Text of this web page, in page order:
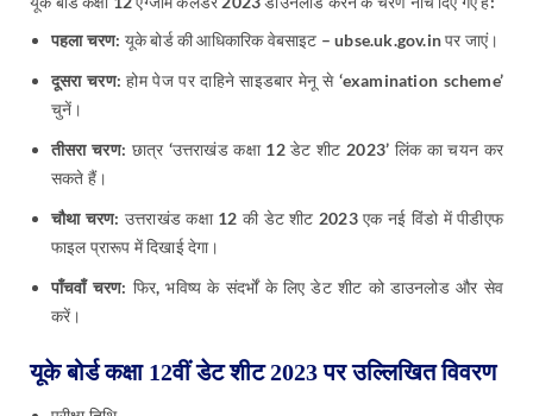
पहला चरण:यूके बोर्ड की आधिकारिक वेबसाइट – ubse.uk.gov.in पर जाएं।
दूसरा चरण: होम पेज पर दाहिने साइडबार मेनू से ‘examination scheme’
चुनें।
तीसरा चरण:
सकते हैं।
चौथा चरण:
फाइल प्रारूप में दिखाई देगा।
पाँचवाँ चरण:फिर, भविष्य के संदर्भों के लिए डेट शीट को डाउनलोड और सेव
करें।
परीक्षा तिथि